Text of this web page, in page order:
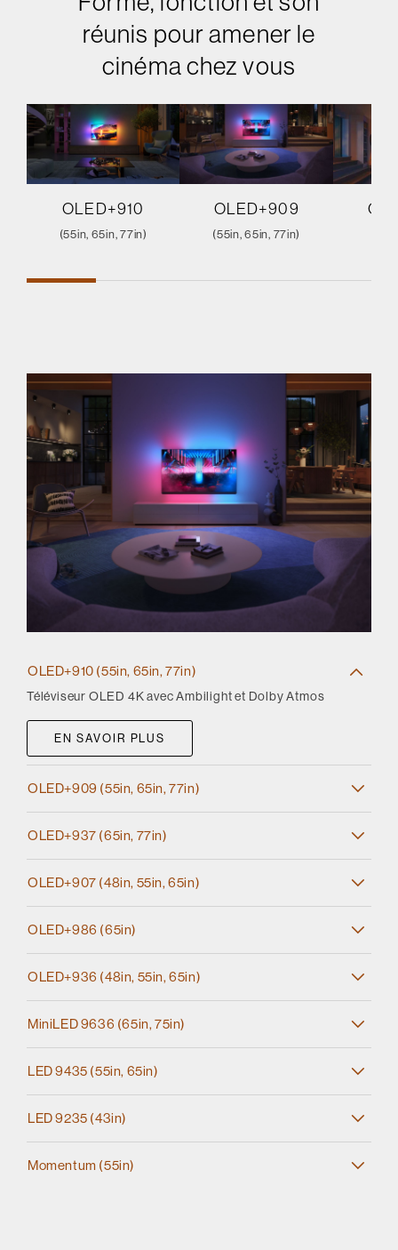
réunis pour amener le
cinéma chez vous
OLED+910
(55in, 65in, 77in)
OLED+909
(55in, 65in, 77in)
OLED+910 (55in, 65in, 77in)
Téléviseur OLED 4K avec Ambilight et Dolby Atmos
EN SAVOIR PLUS
OLED+909 (55in, 65in, 77in)
OLED+937 (65in, 77in)
OLED+907 (48in, 55in, 65in)
OLED+986 (65in)
OLED+936 (48in, 55in, 65in)
MiniLED 9636 (65in, 75in)
LED 9435 (55in, 65in)
LED 9235 (43in)
Momentum (55in)